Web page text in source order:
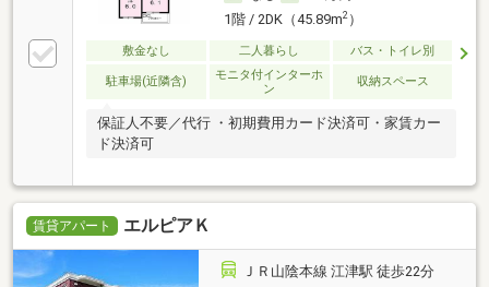
1階 / 2DK（45.89m2）
敷金なし 二人暮らし バス・トイレ別
駐車場(近隣含)
モニタ付インターホ
ン
収納スペース
保証人不要／代行 ・初期費用カード決済可・家賃カー
ド決済可
賃貸アパート エルピアＫ
ＪＲ山陰本線 江津駅 徒歩22分